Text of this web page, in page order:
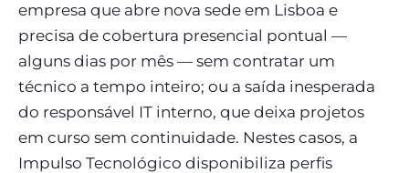
empresa que abre nova sede em Lisboa e
precisa de cobertura presencial pontual —
alguns dias por mês — sem contratar um
técnico a tempo inteiro; ou a saída inesperada
do responsável IT interno, que deixa projetos
em curso sem continuidade. Nestes casos, a
Impulso Tecnológico disponibiliza perfis